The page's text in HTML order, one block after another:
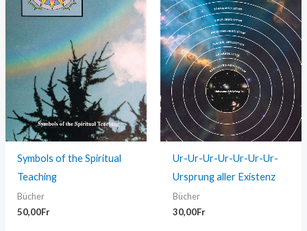
Symbols of the Spiritual
Teaching
Bücher
50,00Fr
Ur-Ur-Ur-Ur-Ur-Ur-Ur-
Ursprung aller Existenz
Bücher
30,00Fr